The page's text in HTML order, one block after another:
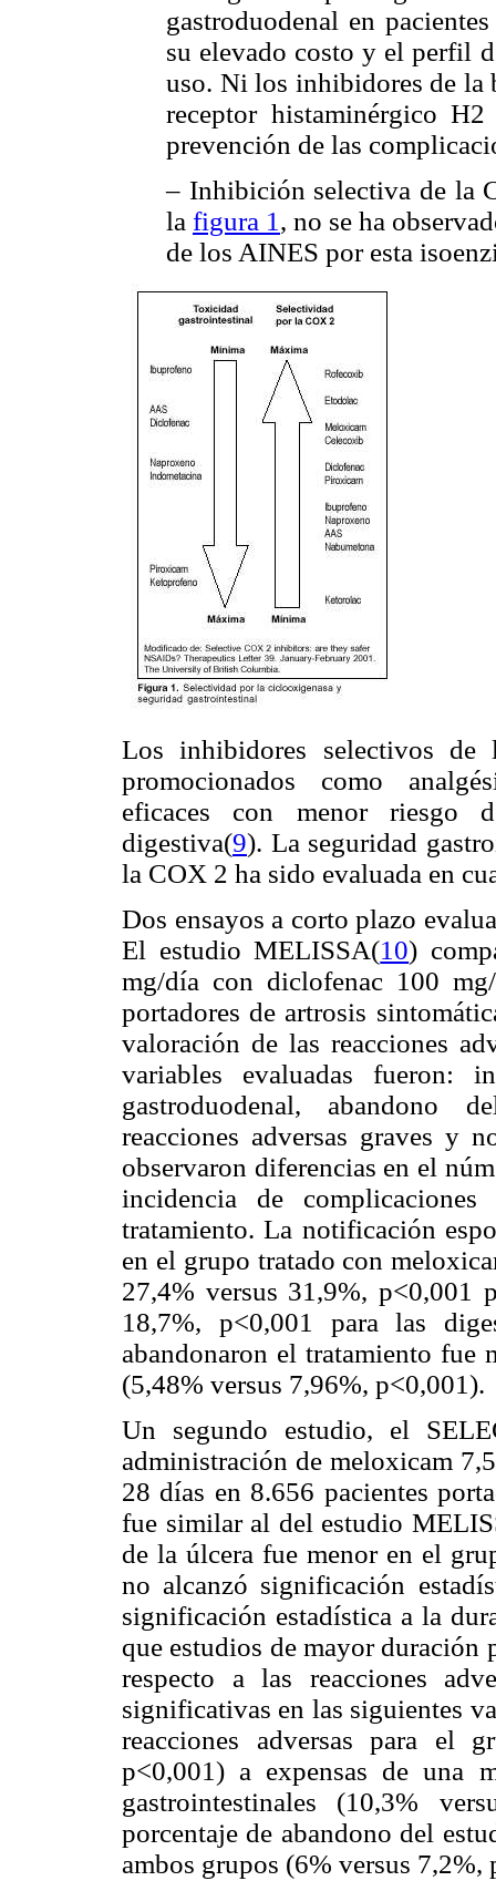
gastroduodenal en
su elevado costo y el perfil
uso. Ni los inhibidores de la
receptor histaminérgico
prevención de las
– Inhibición selectiva de la
la figura 1 , no se ha
de los AINES por esta
Los inhibidores selectivos
promocionados como
eficaces con menor riesgo
digestiva(9). La seguridad
la COX 2 ha sido evaluada en
Dos ensayos a corto plazo
El estudio MELISSA(10)
mg/día con diclofenac 100
portadores de artrosis
valoración de las reacciones
variables evaluadas fueron:
gastroduodenal, abandono
reacciones adversas graves y
observaron diferencias en el
incidencia de
tratamiento. La notificación
en el grupo tratado con
27,4% versus 31,9%, p<0,001
18,7%, p<0,001 para las
abandonaron el tratamiento fue
(5,48% versus 7,96%, p<0,001).
Un segundo estudio, el
administración de meloxicam
28 días en 8.656 pacientes
fue similar al del estudio
de la úlcera fue menor en el
no alcanzó significación
significación estadística a la
que estudios de mayor duración
respecto a las reacciones
significativas en las siguientes
reacciones adversas para el
p<0,001) a expensas de una
gastrointestinales (10,3%
porcentaje de abandono del
ambos grupos (6% versus 7,2%,